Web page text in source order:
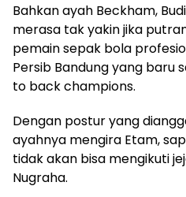
Bahkan ayah Beckham,
merasa tak yakin jika
pemain sepak bola
Persib Bandung yang baru
to back champions.
Dengan postur yang
ayahnya mengira Etam,
tidak akan bisa mengikuti
Nugraha.